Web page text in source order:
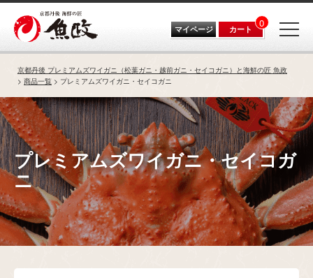
マイページ カート 0
京都丹後 プレミアムズワイガニ（松葉ガニ・越前ガニ・セイコガニ）と海鮮の匠 魚政
商品一覧
プレミアムズワイガニ・セイコガニ
プレミアムズワイガニ・セイコガ
ニ